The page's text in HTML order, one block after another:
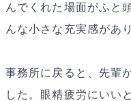
んでくれた場面がふと
んな小さな充実感があ
事務所に戻ると、先輩
した。眼精疲労にいい